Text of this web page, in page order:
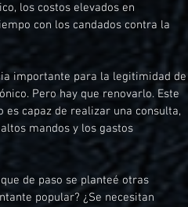
los costos elevados en
con los candados contra la
importante para la legitimidad de
Pero hay que renovarlo. Este
es capaz de realizar una consulta,
mandos y los gastos
de paso se planteé otras
popular? ¿Se necesitan